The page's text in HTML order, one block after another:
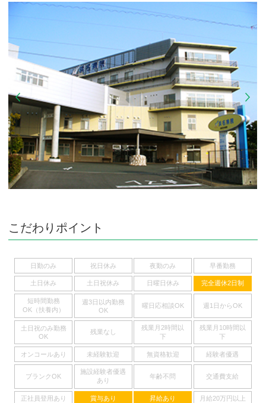
こだわりポイント
日勤のみ 祝日休み 夜勤のみ 早番勤務
土日休み 土日祝休み 日曜日休み 完全週休2日制
短時間勤務
OK（扶養内）
週3日以内勤務
OK
曜日応相談OK 週1日からOK
土日祝のみ勤務
OK
残業なし
残業月2時間以
下
残業月10時間以
下
オンコールあり 未経験歓迎 無資格歓迎 経験者優遇
ブランクOK
施設経験者優遇
あり
年齢不問 交通費支給
正社員登用あり 賞与あり 昇給あり 月給20万円以上